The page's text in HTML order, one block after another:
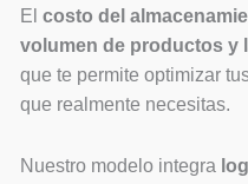
El costo del
volumen de productos y
que te permite optimizar
que realmente necesitas.
Nuestro modelo integra